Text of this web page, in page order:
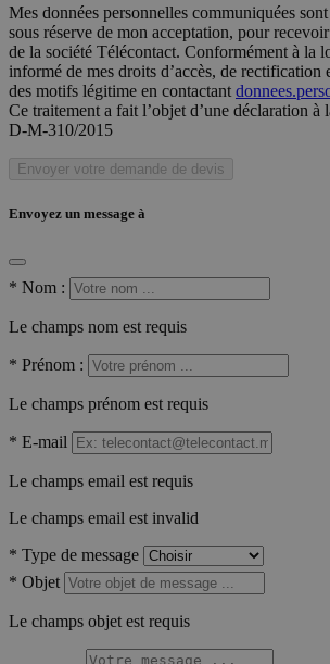
Mes données personnelles communiquées
sous réserve de mon acceptation, pour
de la société Télécontact. Conformément à la
informé de mes droits d’accès, de rectification
des motifs légitime en contactant
Ce traitement a fait l’objet d’une déclaration à
D-M-310/2015
Envoyer votre demande de devis
Envoyez un message à
* Nom :
Le champs nom est requis
* Prénom :
Le champs prénom est requis
* E-mail
Le champs email est requis
Le champs email est invalid
* Type de message
* Objet
Le champs objet est requis